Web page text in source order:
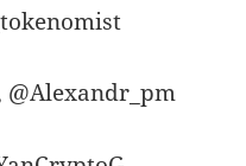
@Alexandr_pm